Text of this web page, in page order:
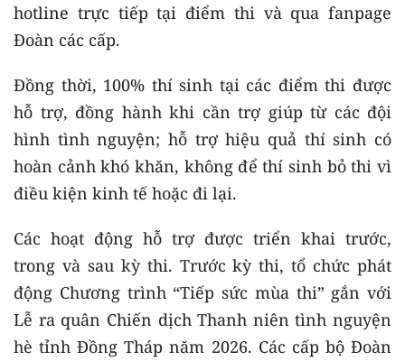
hotline trực tiếp tại điểm thi và qua fanpage
Đoàn các cấp.
Đồng thời, 100% thí sinh tại các điểm thi được
hỗ trợ, đồng hành khi cần trợ giúp từ các đội
hình tình nguyện; hỗ trợ hiệu quả thí sinh có
hoàn cảnh khó khăn, không để thí sinh bỏ thi vì
điều kiện kinh tế hoặc đi lại.
Các hoạt động hỗ trợ được triển khai trước,
trong và sau kỳ thi. Trước kỳ thi, tổ chức phát
động Chương trình “Tiếp sức mùa thi” gắn với
Lễ ra quân Chiến dịch Thanh niên tình nguyện
hè tỉnh Đồng Tháp năm 2026. Các cấp bộ Đoàn